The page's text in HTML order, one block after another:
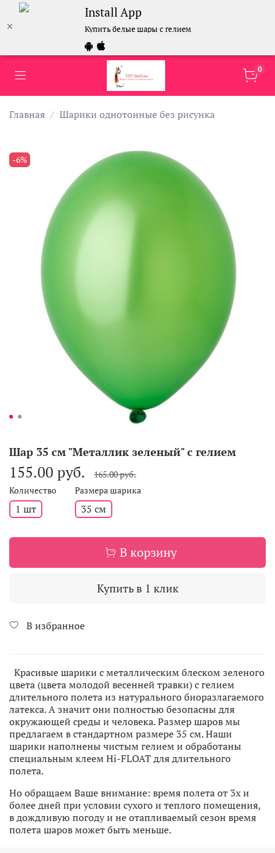
Install App
Купить белые шары с гелием
0
Главная Шарики однотонные без рисунка
-6%
Шар 35 см "Металлик зеленый" с гелием
155.00 руб.
165.00 руб.
Количество
1 шт
Размера шарика
35 см
В корзину
Купить в 1 клик
В избранное
Красивые шарики с металлическим блеском зеленого
цвета (цвета молодой весенней травки) с гелием
длительного полета из натурального биоразлагаемого
латекса. А значит они полностью безопасны для
окружающей среды и человека. Размер шаров мы
предлагаем в стандартном размере 35 см. Наши
шарики наполнены чистым гелием и обработаны
специальным клеем Hi-FLOAT для длительного
полета.
Но обращаем Ваше внимание: время полета от 3х и
более дней при условии сухого и теплого помещения,
в дождливую погоду и не отапливаемый сезон время
полета шаров может быть меньше.